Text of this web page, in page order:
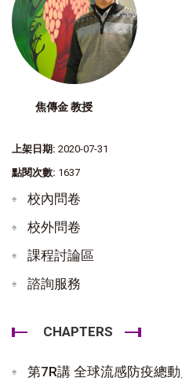
焦傳金 教授
上架日期: 2020-07-31
點閱次數: 1637
校內問卷
校外問卷
課程討論區
諮詢服務
CHAPTERS
第7R講 全球流感防疫總動